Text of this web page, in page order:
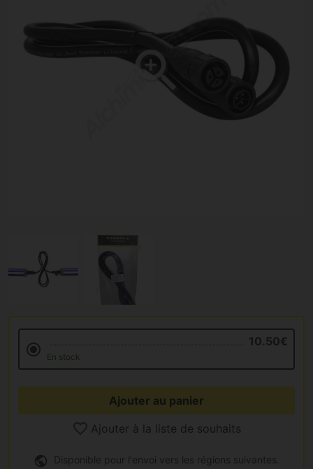
10.50€
En stock
Ajouter au panier
Ajouter à la liste de souhaits
Disponible pour l'envoi vers les régions suivantes.